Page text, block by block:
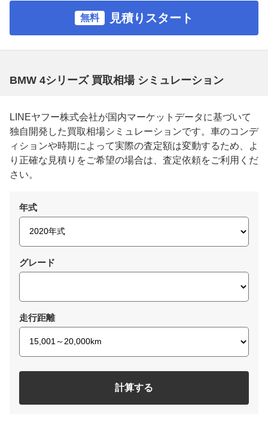
無料 見積りスタート
BMW 4シリーズ 買取相場 シミュレーション
LINEヤフー株式会社が国内マーケットデータに基づいて
独自開発した買取相場シミュレーションです。車のコンデ
ィションや時期によって実際の査定額は変動するため、よ
り正確な見積りをご希望の場合は、査定依頼をご利用くだ
さい。
年式
グレード
走行距離
計算する